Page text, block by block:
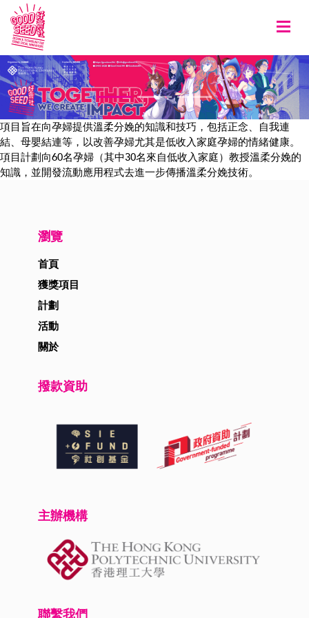
項目旨在向孕婦提供溫柔分娩的知識和技巧，包括正念、自我連
結、母嬰結連等，以改善孕婦尤其是低收入家庭孕婦的情緒健康。
項目計劃向60名孕婦（其中30名來自低收入家庭）教授溫柔分娩的
知識，並開發流動應用程式去進一步傳播溫柔分娩技術。
瀏覽
首頁
獲獎項目
計劃
活動
關於
撥款資助
主辦機構